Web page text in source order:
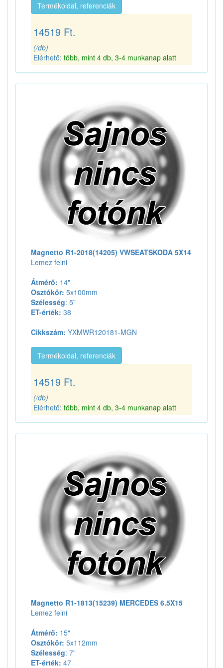
Termékoldal, referenciák
14519 Ft.
(/db)
Elérhető: több, mint 4 db, 3-4 munkanap alatt
Magnetto R1-2018(14205) VWSEATSKODA 5X14
Lemez felni
Átmérő: 14"
Osztókör: 5x100mm
Szélesség: 5"
ET-érték: 38
Cikkszám: YXMWR120181-MGN
Termékoldal, referenciák
14519 Ft.
(/db)
Elérhető: több, mint 4 db, 3-4 munkanap alatt
Magnetto R1-1813(15239) MERCEDES 6.5X15
Lemez felni
Átmérő: 15"
Osztókör: 5x112mm
Szélesség: 7"
ET-érték: 47